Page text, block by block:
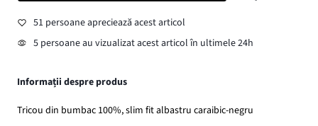
51 persoane apreciează acest articol
5 persoane au vizualizat acest articol în ultimele 24h
Informații despre produs
Tricou din bumbac 100%, slim fit albastru caraibic-negru